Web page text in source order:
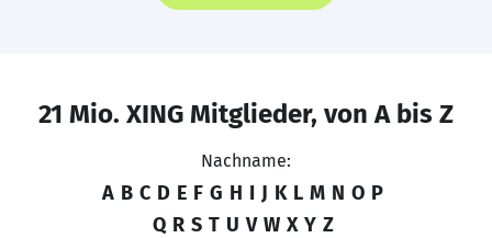
21 Mio. XING Mitglieder, von A bis Z
Nachname:
A B C D E F G H I J K L M N O P
Q R S T U V W X Y Z